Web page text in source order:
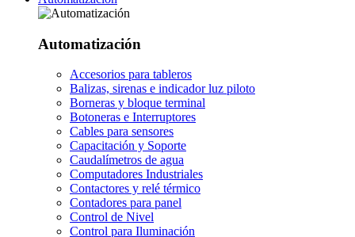
Automatización
Accesorios para tableros
Balizas, sirenas e indicador luz piloto
Borneras y bloque terminal
Botoneras e Interruptores
Cables para sensores
Capacitación y Soporte
Caudalímetros de agua
Computadores Industriales
Contactores y relé térmico
Contadores para panel
Control de Nivel
Control para Iluminación